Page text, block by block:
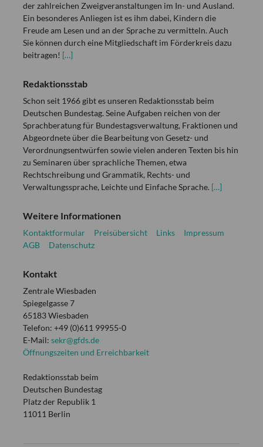
der zahlreichen Zweigveranstaltungen im In- und Ausland.
Ein besonderes Anliegen ist es ihm dabei, Kindern die
Freude am Lesen und an der Sprache zu vermitteln. Auch
Sie können durch eine Mitgliedschaft im Förderkreis dazu
beitragen! […]
Redaktionsstab
Schon seit 1966 gibt es unseren Redaktionsstab beim
Deutschen Bundestag. Seine Aufgaben reichen von der
Sprachberatung für Bundestagsverwaltung, Fraktionen und
Abgeordnete über die Bearbeitung von Gesetz- und
Verordnungsentwürfen sowie vielen anderen Texten bis hin
zu Seminaren über sprachliche Themen, etwa
Rechtschreibung und Grammatik, Rechts- und
Verwaltungssprache, Leichte und Einfache Sprache. […]
Weitere Informationen
Kontaktformular Preisübersicht Links
Impressum
AGB
Datenschutz
Kontakt
Zentrale Wiesbaden
Spiegelgasse 7
65183 Wiesbaden
Telefon: +49 (0)611 99955-0
E-Mail: sekr@gfds.de
Öffnungszeiten und Erreichbarkeit
Redaktionsstab beim
Deutschen Bundestag
Platz der Republik 1
11011 Berlin